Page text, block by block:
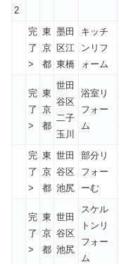
2
完
了
>
東
京
都
墨田
区江
東橋
キッチ
ンリフ
ォーム
完
了
>
東
京
都
世田
谷区
二子
玉川
浴室リ
フォー
ム
完
了
>
東
京
都
世田
谷区
池尻
部分リ
フォー
ーむ
完
了
>
東
京
都
世田
谷区
池尻
スケル
トンリ
フォー
ム